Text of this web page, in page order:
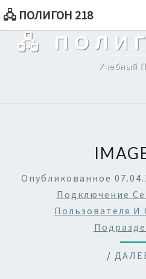
🖧 ПОЛИГОН 218
🖧
Учебный
Опубликованное
Подключение
Пользователя
/